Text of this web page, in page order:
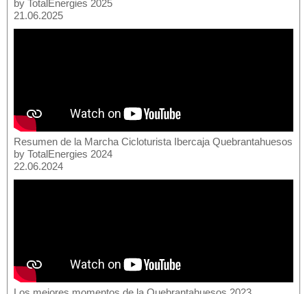
by TotalEnergies 2025
21.06.2025
Resumen de la Marcha Cicloturista Ibercaja Quebrantahuesos
by TotalEnergies 2024
22.06.2024